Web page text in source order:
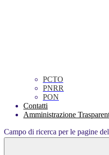
PCTO
PNRR
PON
Contatti
Amministrazione
Campo di ricerca per le pagine